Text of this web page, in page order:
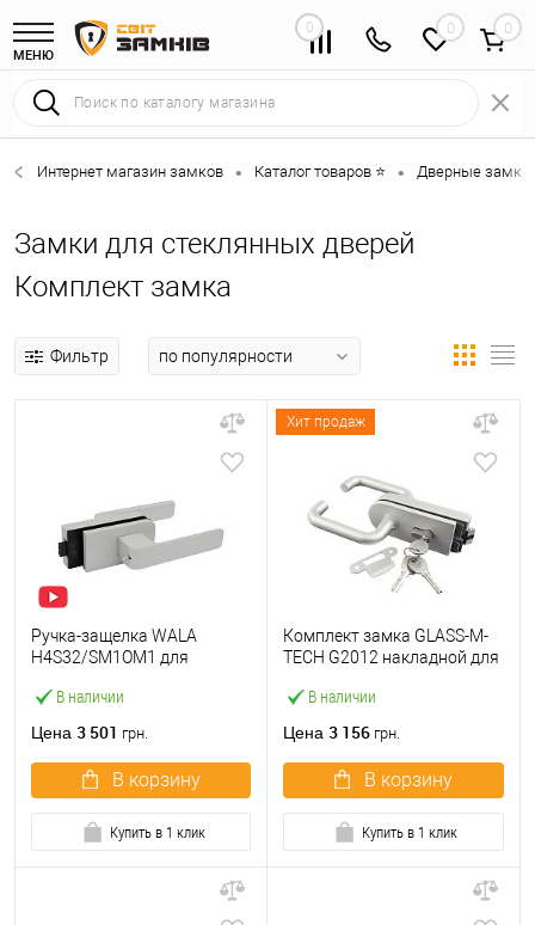
МЕНЮ
0 0
Интернет магазин замков • Каталог товаров ⭐ • Дверные замки
Замки для стеклянных дверей
Комплект замка
Фильтр
В наличии
Ручка-защелка WALA
H4S32/SM1OM1 для
магнитная с фиксатором
Цена 3 501 грн.
В корзину
Купить в 1 клик
Хит продаж
В наличии
Комплект замка GLASS-M-
TECH G2012 накладной для
стена) двухсторонний
Цена 3 156 грн.
В корзину
Купить в 1 клик